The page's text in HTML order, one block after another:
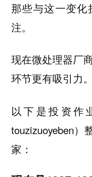
那些与这一变
注。
现在微处理器厂
环节更有吸引力。
以下是投资作
touzizuoyeben）
家：